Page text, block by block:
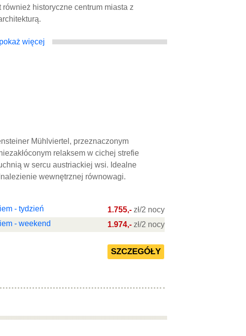
historyczne centrum miasta z
pokaż więcej
Mühlviertel, przeznaczonym
relaksem w cichej strefie
w sercu austriackiej wsi. Idealne
wewnętrznej równowagi.
- tydzień 1.755,- zł/2 nocy
- weekend
1.974,- zł/2 nocy